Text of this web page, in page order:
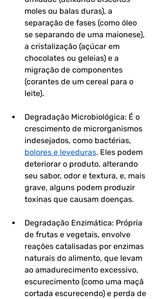
moles ou balas duras), a
separação de fases (como óleo
se separando de uma maionese),
a cristalização (açúcar em
chocolates ou geleias) e a
migração de componentes
(corantes de um cereal para o
leite).
Degradação Microbiológica: É o
crescimento de microrganismos
indesejados, como bactérias,
bolores e leveduras. Eles podem
deteriorar o produto, alterando
seu sabor, odor e textura, e, mais
grave, alguns podem produzir
toxinas que causam doenças.
Degradação Enzimática: Própria
de frutas e vegetais, envolve
reações catalisadas por enzimas
naturais do alimento, que levam
ao amadurecimento excessivo,
escurecimento (como uma maçã
cortada escurecendo) e perda de